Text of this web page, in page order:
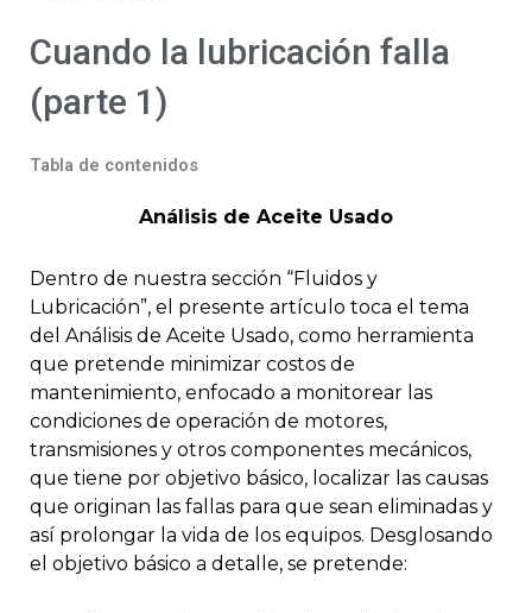
Cuando la lubricación falla
(parte 1)
Tabla de contenidos
Análisis de Aceite Usado
Dentro de nuestra sección “Fluidos y
Lubricación”, el presente artículo toca el tema
del Análisis de Aceite Usado, como herramienta
que pretende minimizar costos de
mantenimiento, enfocado a monitorear las
condiciones de operación de motores,
transmisiones y otros componentes mecánicos,
que tiene por objetivo básico, localizar las causas
que originan las fallas para que sean eliminadas y
así prolongar la vida de los equipos. Desglosando
el objetivo básico a detalle, se pretende: